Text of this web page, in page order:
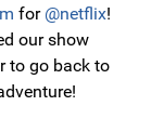
for @netflix!
our show
to go back to